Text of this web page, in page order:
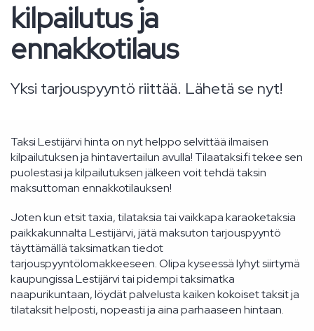
kilpailutus ja
ennakkotilaus
Yksi tarjouspyyntö riittää. Lähetä se nyt!
Taksi Lestijärvi hinta on nyt helppo selvittää ilmaisen
kilpailutuksen ja hintavertailun avulla! Tilaataksi.fi tekee sen
puolestasi ja kilpailutuksen jälkeen voit tehdä taksin
maksuttoman ennakkotilauksen!
Joten kun etsit taxia, tilataksia tai vaikkapa karaoketaksia
paikkakunnalta Lestijärvi, jätä maksuton tarjouspyyntö
täyttämällä taksimatkan tiedot
tarjouspyyntölomakkeeseen. Olipa kyseessä lyhyt siirtymä
kaupungissa Lestijärvi tai pidempi taksimatka
naapurikuntaan, löydät palvelusta kaiken kokoiset taksit ja
tilataksit helposti, nopeasti ja aina parhaaseen hintaan.